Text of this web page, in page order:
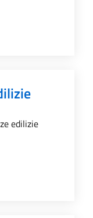
ISTANZE
edilizie
ISTANZE